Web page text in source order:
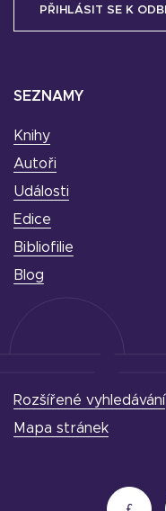
SEZNAMY
Knihy
Autoři
Události
Edice
Bibliofilie
Blog
Rozšířené vyhledávání
Mapa stránek